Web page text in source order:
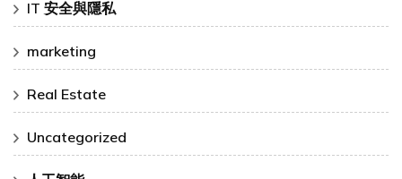
IT 安全與隱私
marketing
Real Estate
Uncategorized